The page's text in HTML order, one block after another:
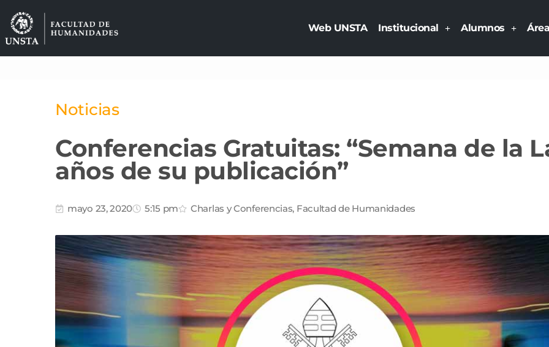
Web UNSTA Institucional Alumnos
Noticias
Conferencias Gratuitas: “Semana de la
años de su publicación”
mayo 23, 2020 5:15 pm Charlas y Conferencias, Facultad de Humanidades